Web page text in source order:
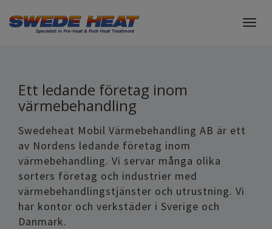
Ett ledande företag inom
värmebehandling
Swedeheat Mobil Värmebehandling AB är ett
av Nordens ledande företag inom
värmebehandling. Vi servar många olika
sorters företag och industrier med
värmebehandlingstjänster och utrustning. Vi
har kontor och verkstäder i Sverige och
Danmark.